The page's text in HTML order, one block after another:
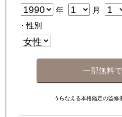
年 月
・性別
一部無料
うらなえる本格鑑定の監修